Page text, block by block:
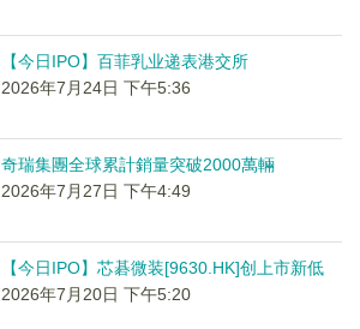
【今日IPO】百菲乳业递表港交所
2026年7月24日 下午5:36
奇瑞集團全球累計銷量突破2000萬輛
2026年7月27日 下午4:49
【今日IPO】芯碁微装[9630.HK]创上市新低
2026年7月20日 下午5:20